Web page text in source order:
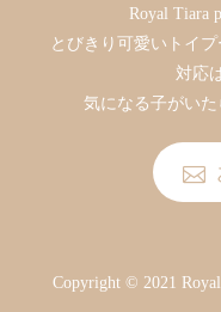
Royal Tiara
とびきり可愛いトイ
対応
気になる子がいた
Copyright © 2021